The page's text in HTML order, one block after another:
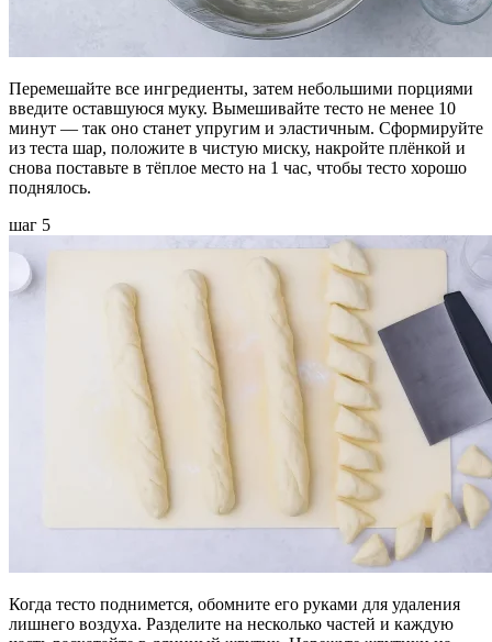
Перемешайте все ингредиенты, затем небольшими порциями
введите оставшуюся муку. Вымешивайте тесто не менее 10
минут — так оно станет упругим и эластичным. Сформируйте
из теста шар, положите в чистую миску, накройте плёнкой и
снова поставьте в тёплое место на 1 час, чтобы тесто хорошо
поднялось.
шаг 5
Когда тесто поднимется, обомните его руками для удаления
лишнего воздуха. Разделите на несколько частей и каждую